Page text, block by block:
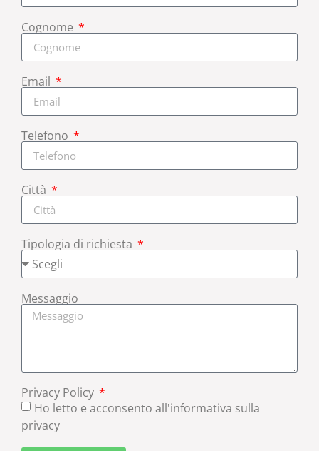
Cognome
Email
Telefono
Città
Tipologia di richiesta
Messaggio
Privacy Policy
Ho letto e acconsento all'informativa sulla
privacy